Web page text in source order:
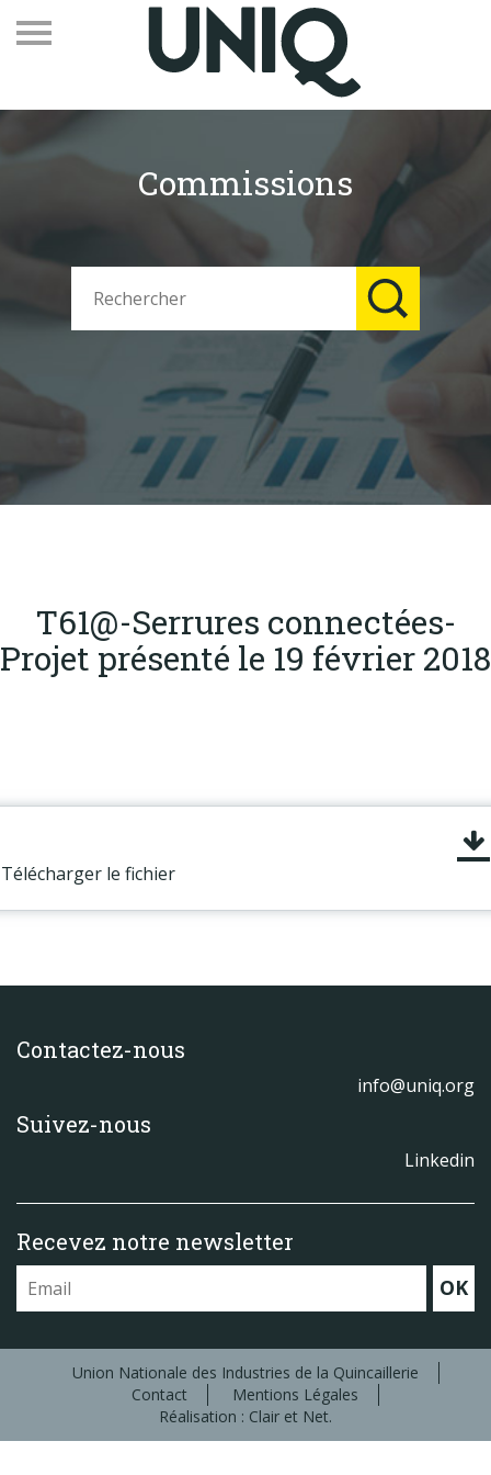
Recevez notre newsletter
Vos contacts
Espace adhérents
EN
Qui sommes-nous
Produits
Publications
Actualités
Commissions
T61@-Serrures connectées-
Projet présenté le 19 février 2018
Télécharger le fichier
Contactez-nous
info@uniq.org
Suivez-nous
Linkedin
Recevez notre newsletter
OK
Union Nationale des Industries de la Quincaillerie
Contact
Mentions Légales
Réalisation : Clair et Net.